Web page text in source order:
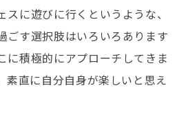
に遊びに行くというような、
ごす選択肢はいろいろあります
に積極的にアプローチしてきま
素直に自分自身が楽しいと思え